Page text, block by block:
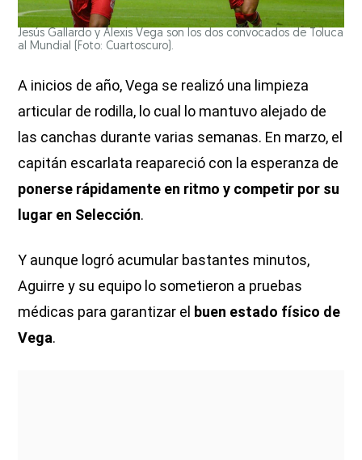
Jesús Gallardo y Alexis Vega son los dos convocados de Toluca
al Mundial (Foto: Cuartoscuro).
A inicios de año, Vega se realizó una limpieza
articular de rodilla, lo cual lo mantuvo alejado de
las canchas durante varias semanas. En marzo, el
capitán escarlata reapareció con la esperanza de
ponerse rápidamente en ritmo y competir por su
lugar en Selección.
Y aunque logró acumular bastantes minutos,
Aguirre y su equipo lo sometieron a pruebas
médicas para garantizar el buen estado físico de
Vega.